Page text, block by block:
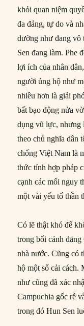
khỏi quan niệm
đa đảng, tự do và
dường như đang vô
Sen đang làm. Phe
lợi ích của nhân
người ủng hộ như
nhiều hơn là giải
bất bạo động nửa
dụng vũ lực, nhưng
theo chủ nghĩa dân
chống Việt Nam là
thức tính hợp pháp
cạnh các mối nguy
một vài yếu tố thần
Có lẽ thật khó để
trong bối cảnh
nhà nước. Cũng có
hộ một số cải cách.
như cũng đã xác
Campuchia gốc rễ
trong đó Hun Sen